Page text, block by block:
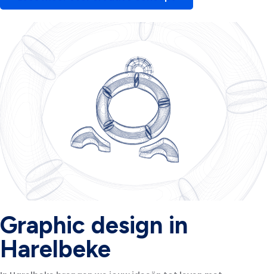
Graphic design in
Harelbeke